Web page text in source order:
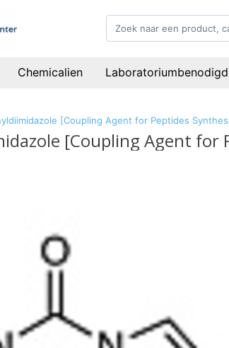
Chemicalien
[Coupling Agent for Peptides
[Coupling Agent for